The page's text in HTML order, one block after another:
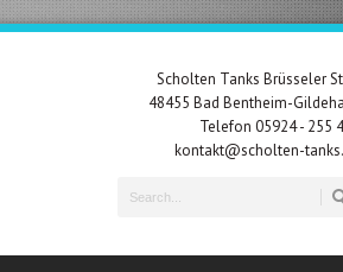
Scholten Tanks Brüsseler
48455 Bad Bentheim-
Telefon 05924 - 255
kontakt@scholten-